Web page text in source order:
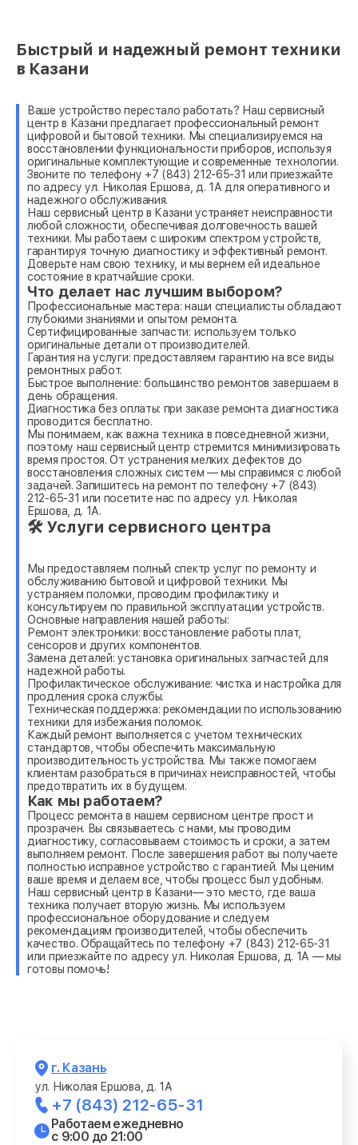
Быстрый и надежный ремонт техники
в Казани
Ваше устройство перестало работать? Наш сервисный
центр в Казани предлагает профессиональный ремонт
цифровой и бытовой техники. Мы специализируемся на
восстановлении функциональности приборов, используя
оригинальные комплектующие и современные технологии.
Звоните по телефону +7 (843) 212-65-31 или приезжайте
по адресу ул. Николая Ершова, д. 1А для оперативного и
надежного обслуживания.
Наш сервисный центр в Казани устраняет неисправности
любой сложности, обеспечивая долговечность вашей
техники. Мы работаем с широким спектром устройств,
гарантируя точную диагностику и эффективный ремонт.
Доверьте нам свою технику, и мы вернем ей идеальное
состояние в кратчайшие сроки.
Что делает нас лучшим выбором?
Профессиональные мастера: наши специалисты обладают
глубокими знаниями и опытом ремонта.
Сертифицированные запчасти: используем только
оригинальные детали от производителей.
Гарантия на услуги: предоставляем гарантию на все виды
ремонтных работ.
Быстрое выполнение: большинство ремонтов завершаем в
день обращения.
Диагностика без оплаты: при заказе ремонта диагностика
проводится бесплатно.
Мы понимаем, как важна техника в повседневной жизни,
поэтому наш сервисный центр стремится минимизировать
время простоя. От устранения мелких дефектов до
восстановления сложных систем — мы справимся с любой
задачей. Запишитесь на ремонт по телефону +7 (843)
212-65-31 или посетите нас по адресу ул. Николая
Ершова, д. 1А.
🛠 Услуги сервисного центра
Мы предоставляем полный спектр услуг по ремонту и
обслуживанию бытовой и цифровой техники. Мы
устраняем поломки, проводим профилактику и
консультируем по правильной эксплуатации устройств.
Основные направления нашей работы:
Ремонт электроники: восстановление работы плат,
сенсоров и других компонентов.
Замена деталей: установка оригинальных запчастей для
надежной работы.
Профилактическое обслуживание: чистка и настройка для
продления срока службы.
Техническая поддержка: рекомендации по использованию
техники для избежания поломок.
Каждый ремонт выполняется с учетом технических
стандартов, чтобы обеспечить максимальную
производительность устройства. Мы также помогаем
клиентам разобраться в причинах неисправностей, чтобы
предотвратить их в будущем.
Как мы работаем?
Процесс ремонта в нашем сервисном центре прост и
прозрачен. Вы связываетесь с нами, мы проводим
диагностику, согласовываем стоимость и сроки, а затем
выполняем ремонт. После завершения работ вы получаете
полностью исправное устройство с гарантией. Мы ценим
ваше время и делаем все, чтобы процесс был удобным.
Наш сервисный центр в Казани— это место, где ваша
техника получает вторую жизнь. Мы используем
профессиональное оборудование и следуем
рекомендациям производителей, чтобы обеспечить
качество. Обращайтесь по телефону +7 (843) 212-65-31
или приезжайте по адресу ул. Николая Ершова, д. 1А — мы
готовы помочь!
г. Казань
ул. Николая Ершова, д. 1А
+7 (843) 212-65-31
Работаем ежедневно
с 9:00 до 21:00